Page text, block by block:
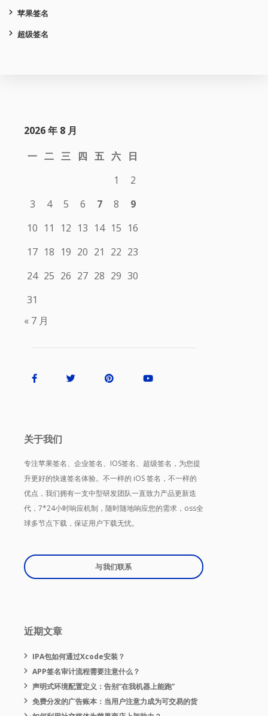
苹果签名
超级签名
2026 年 8 月
一 二 三 四 五 六
日
1
2
3
4 5 6 7 8
9
10 11 12 13 14 15 16
17 18 19 20 21 22 23
24 25 26 27 28 29 30
31
« 7 月
关于我们
专注苹果签名、企业签名、IOS签名、超级签名，为您提
升更好的快速签名体验。不一样的 iOS 签名，不一样的
优点，我们拥有一支中型研发团队一直致力产品更新迭
代，7*24小时响应机制，随时随地响应您的需求，oss全
球多节点下载，保证用户下载无忧。
与我们联系
近期文章
IPA包如何通过Xcode安装？
APP签名审计流程需要注意什么？
声明式环境配置定义：告别“在我机器上能跑”
免费分发的广告账本：当用户注意力成为可交易的货